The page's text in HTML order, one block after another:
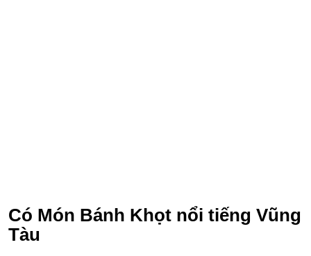
Có Món Bánh Khọt nổi tiếng Vũng
Tàu